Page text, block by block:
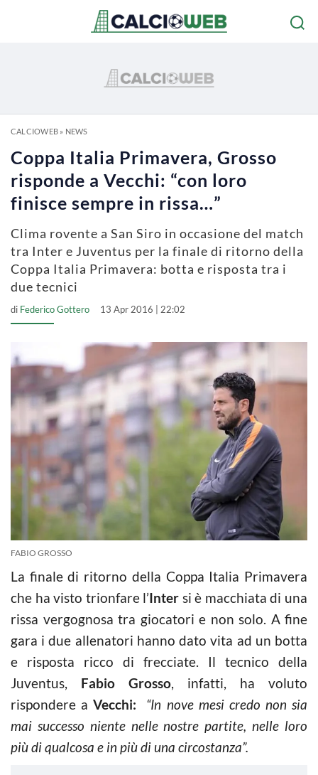
CALCIOWEB» NEWS
Coppa Italia Primavera, Grosso
risponde a Vecchi: “con loro
finisce sempre in rissa…”
Clima rovente a San Siro in occasione del match
tra Inter e Juventus per la finale di ritorno della
Coppa Italia Primavera: botta e risposta tra i
due tecnici
di Federico Gottero 13 Apr 2016 | 22:02
FABIO GROSSO
La finale di ritorno della Coppa Italia Primavera
che ha visto trionfare l’Inter si è macchiata di una
rissa vergognosa tra giocatori e non solo. A fine
gara i due allenatori hanno dato vita ad un botta
e risposta ricco di frecciate. Il tecnico della
Juventus, Fabio Grosso, infatti, ha voluto
rispondere aVecchi:
“In nove mesi credo non sia
mai successo niente nelle nostre partite, nelle loro
più di qualcosa e in più di una circostanza”.